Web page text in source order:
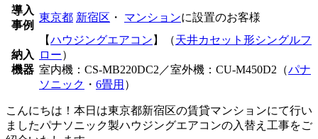
導入
事例
東京都 新宿区 ・ マンションに設置のお客様
納入
機器
【ハウジングエアコン 】（天井カセット形シングルフ
ロー）
室内機：CS-MB220DC2／室外機：CU-M450D2（パナ
ソニック ・ 6畳用 ）
こんにちは！本日は東京都新宿区の賃貸マンションにて行い
ましたパナソニック製ハウジングエアコンの入替え工事をご